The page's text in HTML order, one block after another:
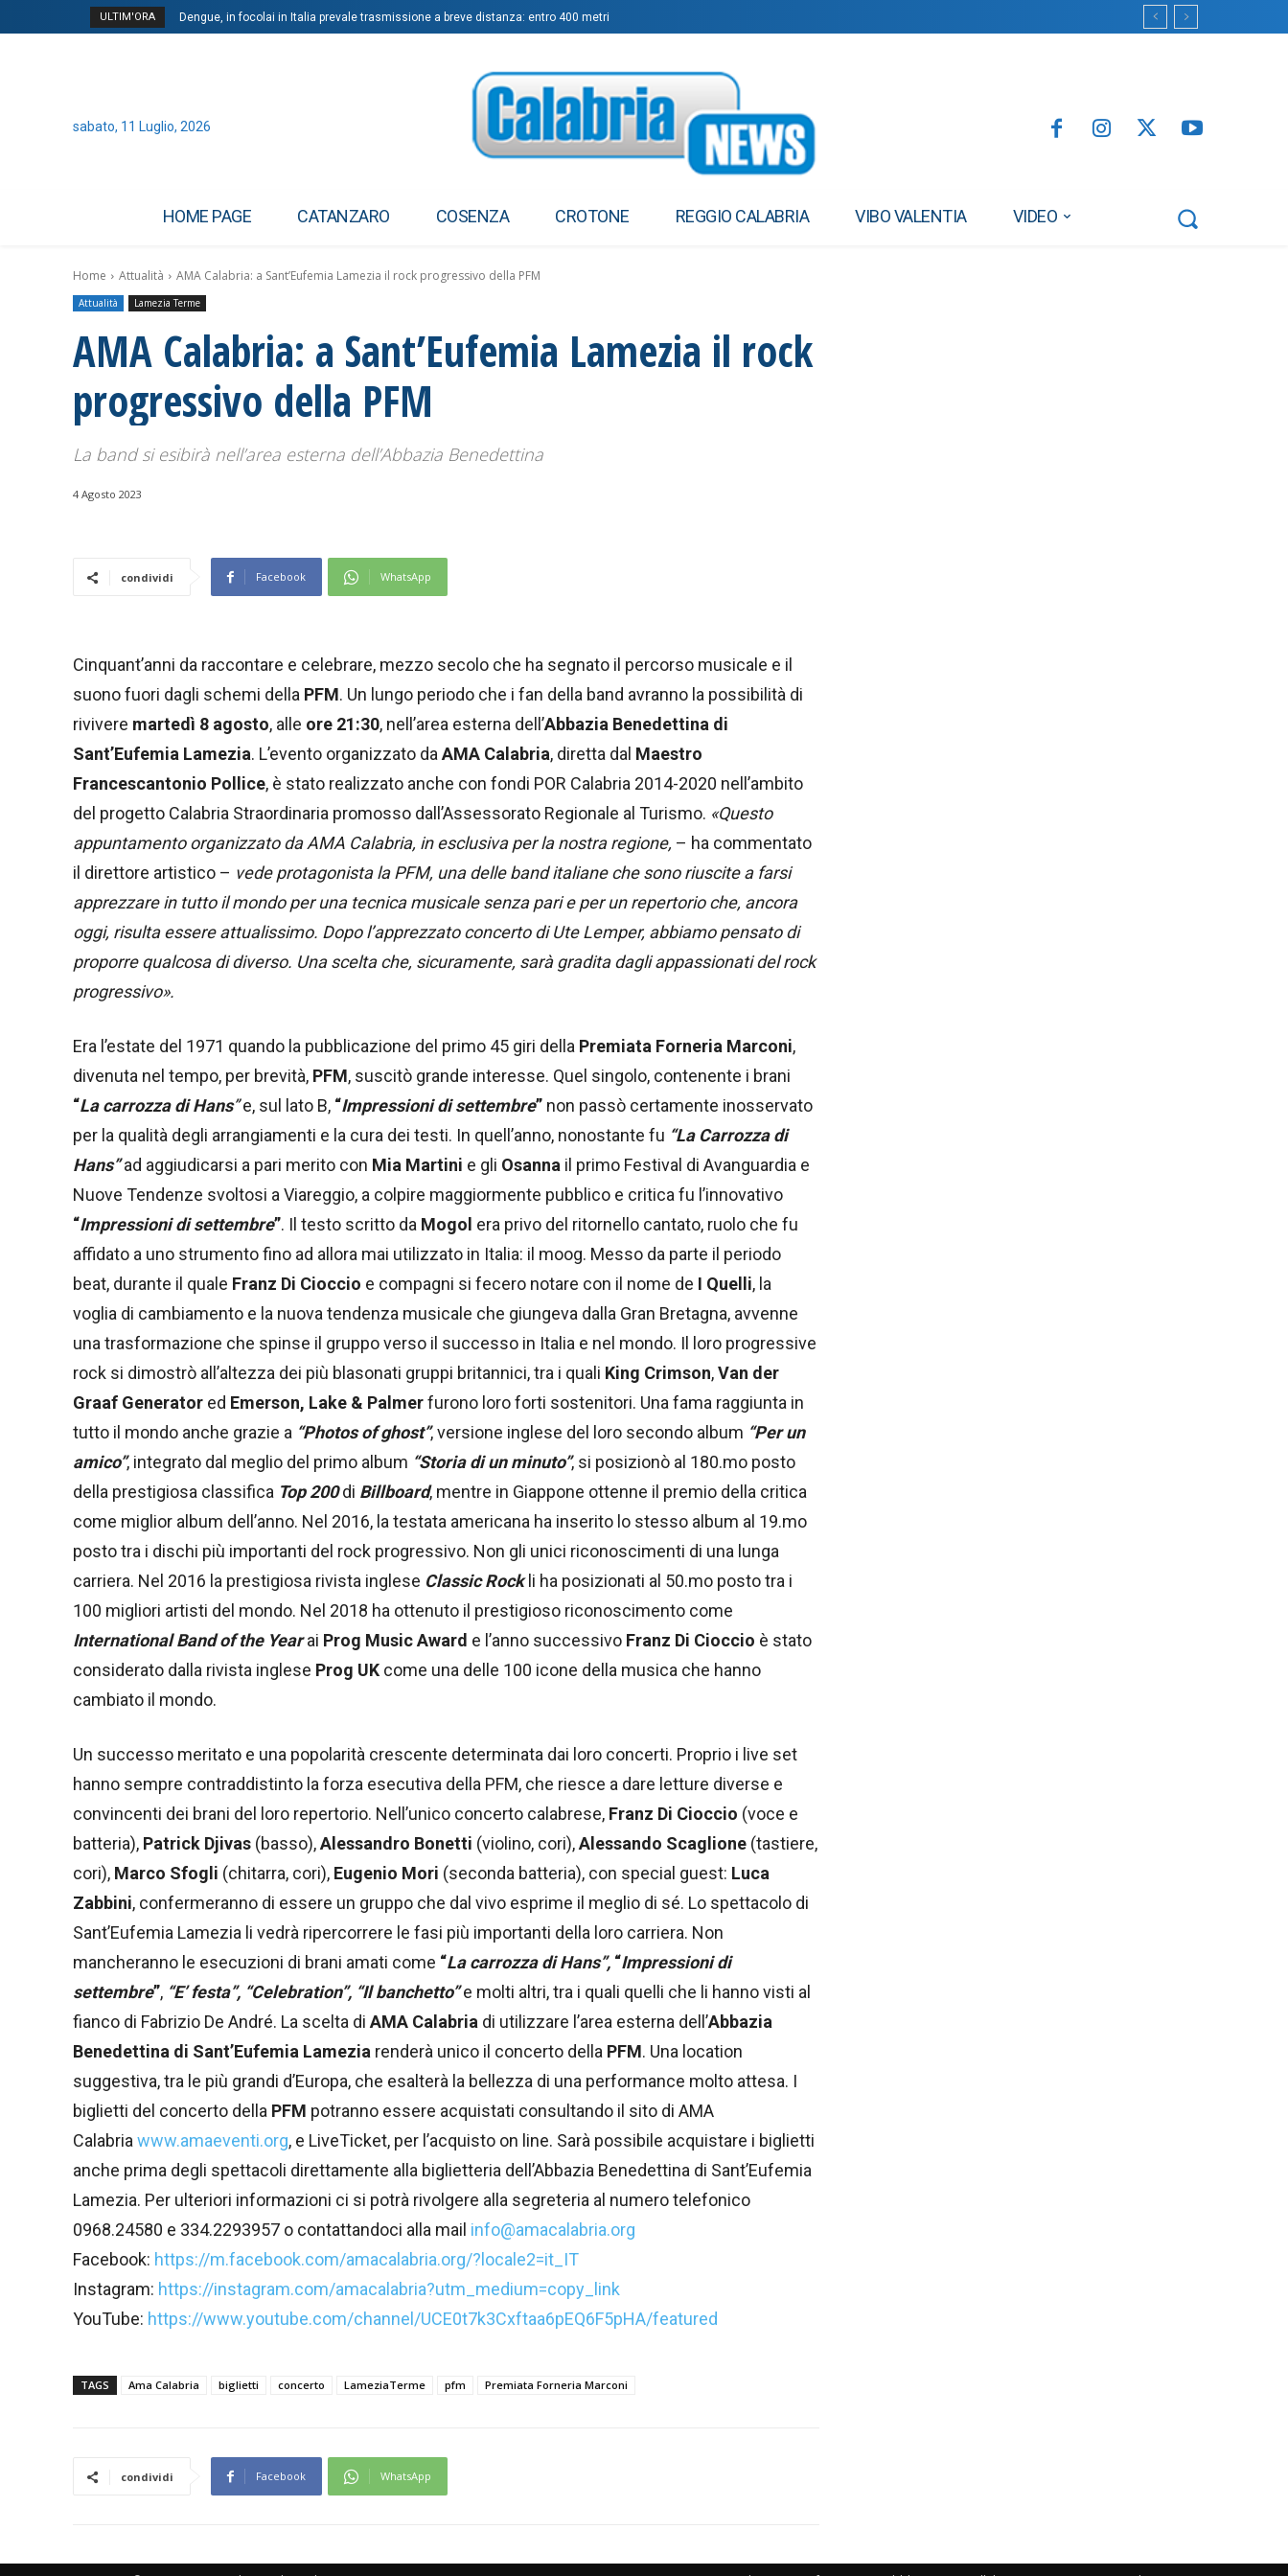
ULTIM'ORA Dengue, in focolai in Italia prevale trasmissione a breve distanza: entro 400 metri
sabato, 11 Luglio, 2026
HOME PAGE CATANZARO COSENZA CROTONE REGGIO CALABRIA VIBO VALENTIA VIDEO
Home Attualità AMA Calabria: a Sant’Eufemia Lamezia il rock progressivo della PFM
Attualità Lamezia Terme
AMA Calabria: a Sant’Eufemia Lamezia il rock
progressivo della PFM
La band si esibirà nell’area esterna dell’Abbazia Benedettina
4 Agosto 2023
condividi Facebook WhatsApp
Cinquant’anni da raccontare e celebrare, mezzo secolo che ha segnato il percorso musicale e il
suono fuori dagli schemi della PFM. Un lungo periodo che i fan della band avranno la possibilità di
rivivere martedì 8 agosto, alle ore 21:30, nell’area esterna dell’Abbazia Benedettina di
Sant’Eufemia Lamezia. L’evento organizzato da AMA Calabria, diretta dal Maestro
Francescantonio Pollice, è stato realizzato anche con fondi POR Calabria 2014-2020 nell’ambito
del progetto Calabria Straordinaria promosso dall’Assessorato Regionale al Turismo. «Questo
appuntamento organizzato da AMA Calabria, in esclusiva per la nostra regione, – ha commentato
il direttore artistico – vede protagonista la PFM, una delle band italiane che sono riuscite a farsi
apprezzare in tutto il mondo per una tecnica musicale senza pari e per un repertorio che, ancora
oggi, risulta essere attualissimo. Dopo l’apprezzato concerto di Ute Lemper, abbiamo pensato di
proporre qualcosa di diverso. Una scelta che, sicuramente, sarà gradita dagli appassionati del rock
progressivo».
Era l’estate del 1971 quando la pubblicazione del primo 45 giri della Premiata Forneria Marconi,
divenuta nel tempo, per brevità, PFM, suscitò grande interesse. Quel singolo, contenente i brani
“La carrozza di Hans”e, sul lato B, “Impressioni di settembre” non passò certamente inosservato
per la qualità degli arrangiamenti e la cura dei testi. In quell’anno, nonostante fu “La Carrozza di
Hans”ad aggiudicarsi a pari merito con Mia Martini e gli Osanna il primo Festival di Avanguardia e
Nuove Tendenze svoltosi a Viareggio, a colpire maggiormente pubblico e critica fu l’innovativo
“Impressioni di settembre”. Il testo scritto da Mogol era privo del ritornello cantato, ruolo che fu
affidato a uno strumento fino ad allora mai utilizzato in Italia: il moog. Messo da parte il periodo
beat, durante il quale Franz Di Cioccio e compagni si fecero notare con il nome de I Quelli, la
voglia di cambiamento e la nuova tendenza musicale che giungeva dalla Gran Bretagna, avvenne
una trasformazione che spinse il gruppo verso il successo in Italia e nel mondo. Il loro progressive
rock si dimostrò all’altezza dei più blasonati gruppi britannici, tra i quali King Crimson,Van der
Graaf Generator ed Emerson, Lake & Palmerfurono loro forti sostenitori. Una fama raggiunta in
tutto il mondo anche grazie a “Photos of ghost”, versione inglese del loro secondo album “Per un
amico”, integrato dal meglio del primo album “Storia di un minuto”, si posizionò al 180.mo posto
della prestigiosa classifica Top 200di Billboard, mentre in Giappone ottenne il premio della critica
come miglior album dell’anno. Nel 2016, la testata americana ha inserito lo stesso album al 19.mo
posto tra i dischi più importanti del rock progressivo. Non gli unici riconoscimenti di una lunga
carriera. Nel 2016 la prestigiosa rivista inglese Classic Rockli ha posizionati al 50.mo posto tra i
100 migliori artisti del mondo. Nel 2018 ha ottenuto il prestigioso riconoscimento come
International Band of the Yearai Prog Music Award e l’anno successivo Franz Di Cioccio è stato
considerato dalla rivista inglese Prog UK come una delle 100 icone della musica che hanno
cambiato il mondo.
Un successo meritato e una popolarità crescente determinata dai loro concerti. Proprio i live set
hanno sempre contraddistinto la forza esecutiva della PFM, che riesce a dare letture diverse e
convincenti dei brani del loro repertorio. Nell’unico concerto calabrese, Franz Di Cioccio (voce e
batteria), Patrick Djivas (basso),Alessandro Bonetti (violino, cori),Alessando Scaglione (tastiere,
cori), Marco Sfogli (chitarra, cori), Eugenio Mori (seconda batteria), con special guest: Luca
Zabbini, confermeranno di essere un gruppo che dal vivo esprime il meglio di sé. Lo spettacolo di
Sant’Eufemia Lamezia li vedrà ripercorrere le fasi più importanti della loro carriera. Non
mancheranno le esecuzioni di brani amati come “La carrozza di Hans”, “Impressioni di
settembre”, “E’ festa”, “Celebration”, “Il banchetto”e molti altri, tra i quali quelli che li hanno visti al
fianco di Fabrizio De André. La scelta di AMA Calabria di utilizzare l’area esterna dell’Abbazia
Benedettina di Sant’Eufemia Lamezia renderà unico il concerto della PFM. Una location
suggestiva, tra le più grandi d’Europa, che esalterà la bellezza di una performance molto attesa. I
biglietti del concerto della PFM potranno essere acquistati consultando il sito di AMA
Calabria www.amaeventi.org, e LiveTicket, per l’acquisto on line. Sarà possibile acquistare i biglietti
anche prima degli spettacoli direttamente alla biglietteria dell’Abbazia Benedettina di Sant’Eufemia
Lamezia. Per ulteriori informazioni ci si potrà rivolgere alla segreteria al numero telefonico
0968.24580 e 334.2293957 o contattandoci alla mail info@amacalabria.org
Facebook: https://m.facebook.com/amacalabria.org/?locale2=it_IT
Instagram: https://instagram.com/amacalabria?utm_medium=copy_link
YouTube: https://www.youtube.com/channel/UCE0t7k3Cxftaa6pEQ6F5pHA/featured
TAGS Ama Calabria biglietti concerto LameziaTerme pfm Premiata Forneria Marconi
condividi Facebook WhatsApp